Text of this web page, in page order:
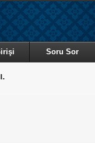
Soru Sor